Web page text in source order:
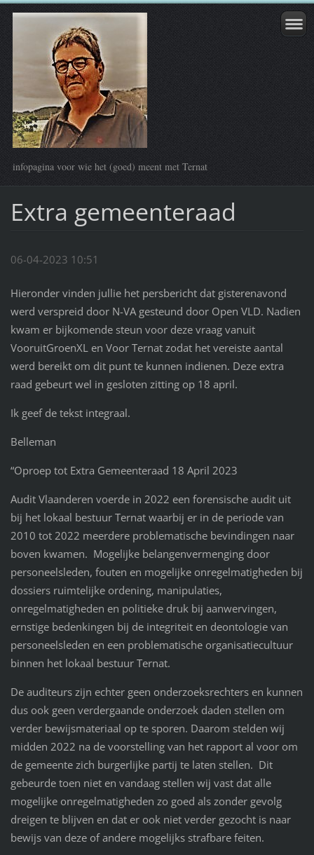
infopagina voor wie het (goed) meent met Ternat
Extra gemeenteraad
06-04-2023 10:51
Hieronder vinden jullie het persbericht dat gisterenavond
werd verspreid door N-VA gesteund door Open VLD. Nadien
kwam er bijkomende steun voor deze vraag vanuit
VooruitGroenXL en Voor Ternat zodat het vereiste aantal
werd bereikt om dit punt te kunnen indienen. Deze extra
raad gebeurt wel in gesloten zitting op 18 april.
Ik geef de tekst integraal.
Belleman
“Oproep tot Extra Gemeenteraad 18 April 2023
Audit Vlaanderen voerde in 2022 een forensische audit uit
bij het lokaal bestuur Ternat waarbij er in de periode van
2010 tot 2022 meerdere problematische bevindingen naar
boven kwamen. Mogelijke belangenvermenging door
personeelsleden, fouten en mogelijke onregelmatigheden bij
dossiers ruimtelijke ordening, manipulaties,
onregelmatigheden en politieke druk bij aanwervingen,
ernstige bedenkingen bij de integriteit en deontologie van
personeelsleden en een problematische organisatiecultuur
binnen het lokaal bestuur Ternat.
De auditeurs zijn echter geen onderzoeksrechters en kunnen
dus ook geen verdergaande onderzoek daden stellen om
verder bewijsmateriaal op te sporen. Daarom stelden wij
midden 2022 na de voorstelling van het rapport al voor om
de gemeente zich burgerlijke partij te laten stellen. Dit
gebeurde toen niet en vandaag stellen wij vast dat alle
mogelijke onregelmatigheden zo goed als zonder gevolg
dreigen te blijven en dat er ook niet verder gezocht is naar
bewijs van deze of andere mogelijks strafbare feiten.